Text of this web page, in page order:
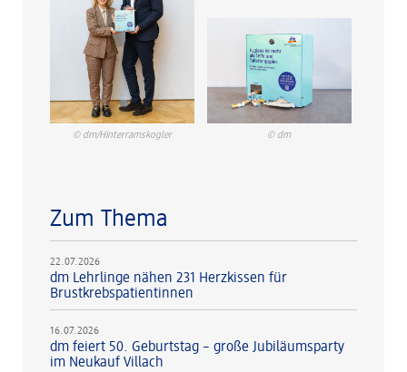
© dm/Hinterramskogler © dm
Zum Thema
22.07.2026
dm Lehrlinge nähen 231 Herzkissen für
Brustkrebspatientinnen
16.07.2026
dm feiert 50. Geburtstag – große Jubiläumsparty
im Neukauf Villach